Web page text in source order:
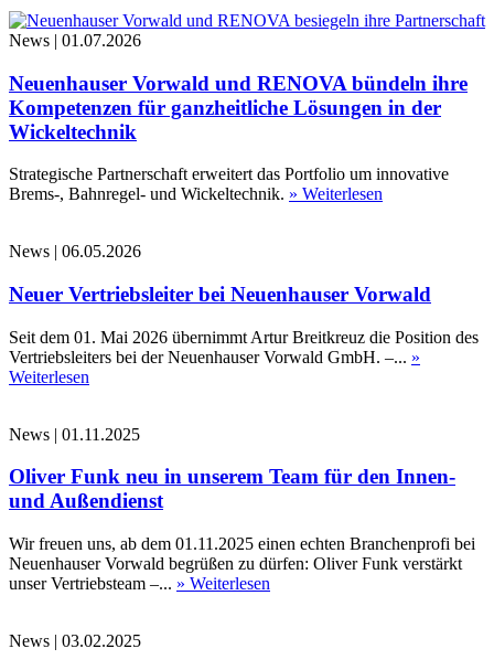
News | 01.07.2026
Neuenhauser Vorwald und RENOVA bündeln ihre
Kompetenzen für ganzheitliche Lösungen in der
Wickeltechnik
Strategische Partnerschaft erweitert das Portfolio um innovative
Brems-, Bahnregel- und Wickeltechnik. » Weiterlesen
News | 06.05.2026
Neuer Vertriebsleiter bei Neuenhauser Vorwald
Seit dem 01. Mai 2026 übernimmt Artur Breitkreuz die Position des
Vertriebsleiters bei der Neuenhauser Vorwald GmbH. –... »
Weiterlesen
News | 01.11.2025
Oliver Funk neu in unserem Team für den Innen-
und Außendienst
Wir freuen uns, ab dem 01.11.2025 einen echten Branchenprofi bei
Neuenhauser Vorwald begrüßen zu dürfen: Oliver Funk verstärkt
unser Vertriebsteam –... » Weiterlesen
News | 03.02.2025